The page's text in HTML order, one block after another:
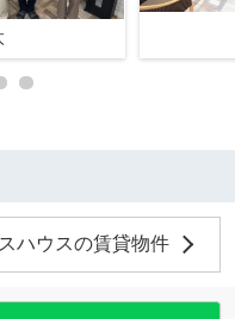
ハウスの賃貸物件